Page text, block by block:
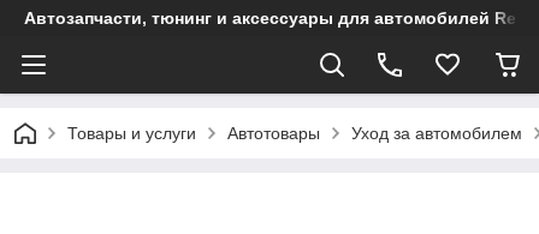
Автозапчасти, тюнинг и аксессуары для автомобилей
Товары и услуги Автотовары Уход за автомобилем